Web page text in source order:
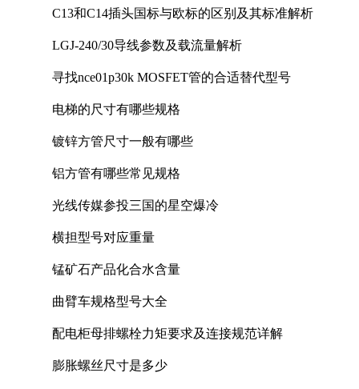
C13和C14插头国标与欧标的区别及其标准解析
LGJ-240/30导线参数及载流量解析
寻找nce01p30k MOSFET管的合适替代型号
电梯的尺寸有哪些规格
镀锌方管尺寸一般有哪些
铝方管有哪些常见规格
光线传媒参投三国的星空爆冷
横担型号对应重量
锰矿石产品化合水含量
曲臂车规格型号大全
配电柜母排螺栓力矩要求及连接规范详解
膨胀螺丝尺寸是多少